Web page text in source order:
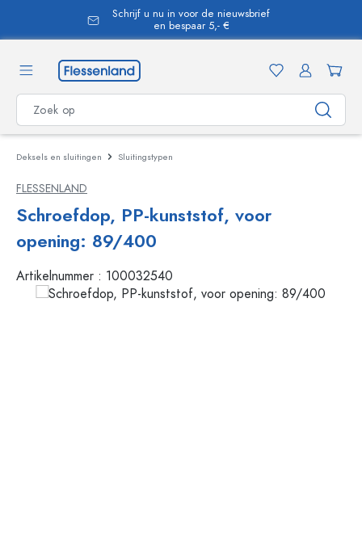
Schrijf u nu in voor de nieuwsbrief
en bespaar 5,- €
Deksels en sluitingen Sluitingstypen
FLESSENLAND
Schroefdop, PP-kunststof, voor
opening: 89/400
Artikelnummer : 100032540